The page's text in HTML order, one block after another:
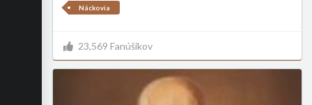
Náckovia
23,569 Fanúšikov